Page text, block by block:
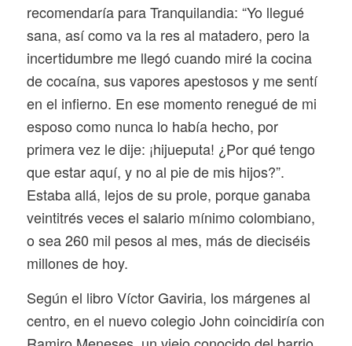
recomendaría para Tranquilandia: “Yo llegué
sana, así como va la res al matadero, pero la
incertidumbre me llegó cuando miré la cocina
de cocaína, sus vapores apestosos y me sentí
en el infierno. En ese momento renegué de mi
esposo como nunca lo había hecho, por
primera vez le dije: ¡hijueputa! ¿Por qué tengo
que estar aquí, y no al pie de mis hijos?”.
Estaba allá, lejos de su prole, porque ganaba
veintitrés veces el salario mínimo colombiano,
o sea 260 mil pesos al mes, más de dieciséis
millones de hoy.
Según el libro Víctor Gaviria, los márgenes al
centro, en el nuevo colegio John coincidiría con